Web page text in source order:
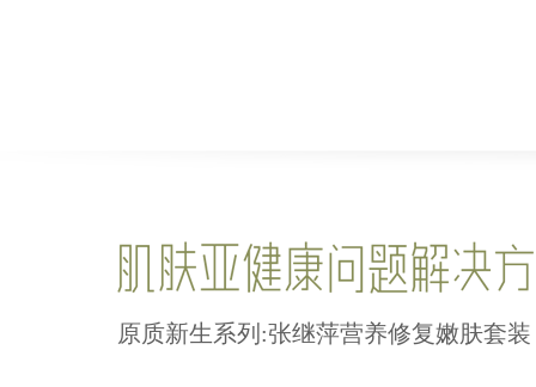
原质新生系列:张继萍营养修复嫩肤套装